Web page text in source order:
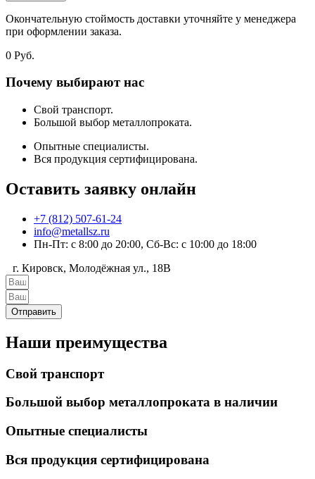
Окончательную стоймость доставки уточняйте у менеджера
при оформлении заказа.
0 Руб.
Почему выбирают нас
Свой транспорт.
Большой выбор металлопроката.
Опытные специалисты.
Вся продукция сертифицирована.
Оставить заявку онлайн
+7 (812) 507-61-24
info@metallsz.ru
Пн-Пт: с 8:00 до 20:00, Сб-Вс: с 10:00 до 18:00
г. Кировск, Молодёжная ул., 18В
Отправить
Наши преимущества
Свой транспорт
Большой выбор металлопроката в наличии
Опытные специалисты
Вся продукция сертифицирована